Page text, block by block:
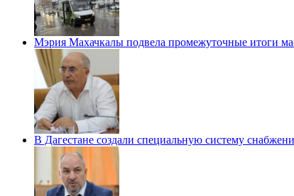
Мэрия Махачкалы подвела промежуточные итоги
В Дагестане создали специальную систему